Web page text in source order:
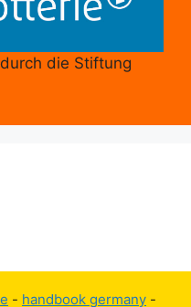
die Stiftung
- handbook germany -